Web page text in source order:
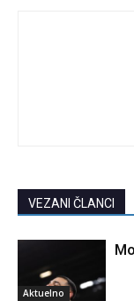
VEZANI ČLANCI
Aktuelno